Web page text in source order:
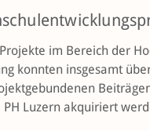
im Bereich der
konnten insgesamt
PH Luzern akquiriert